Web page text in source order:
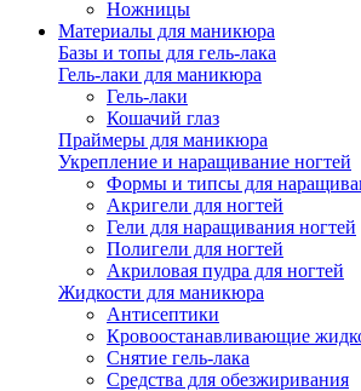
Ножницы
Материалы для маникюра
Базы и топы для гель-лака
Гель-лаки для маникюра
Гель-лаки
Кошачий глаз
Праймеры для маникюра
Укрепление и наращивание ногтей
Формы и типсы для
Акригели для ногтей
Гели для наращивания ногтей
Полигели для ногтей
Акриловая пудра для ногтей
Жидкости для маникюра
Антисептики
Кровоостанавливающие
Снятие гель-лака
Средства для обезжиривания